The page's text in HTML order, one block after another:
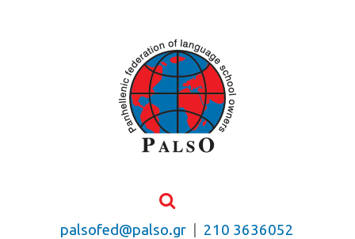
palsofed@palso.gr 210 3636052